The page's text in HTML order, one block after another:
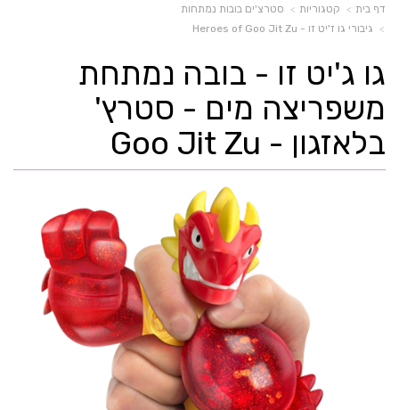
דף בית קטגוריות
סטרצ'ים בובות נמתחות
גיבורי גו ז'יט זו - Heroes of Goo Jit Zu
גו ג'יט זו - בובה נמתחת
משפריצה מים - סטרץ'
בלאזגון - Goo Jit Zu